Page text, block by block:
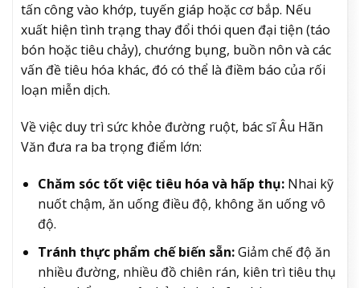
tấn công vào khớp, tuyến giáp hoặc cơ bắp. Nếu
xuất hiện tình trạng thay đổi thói quen đại tiện (táo
bón hoặc tiêu chảy), chướng bụng, buồn nôn và các
vấn đề tiêu hóa khác, đó có thể là điềm báo của rối
loạn miễn dịch.
Về việc duy trì sức khỏe đường ruột, bác sĩ Âu Hãn
Văn đưa ra ba trọng điểm lớn:
Chăm sóc tốt việc tiêu hóa và hấp thụ:Nhai kỹ
nuốt chậm, ăn uống điều độ, không ăn uống vô
độ.
Tránh thực phẩm chế biến sẵn:Giảm chế độ ăn
nhiều đường, nhiều đồ chiên rán, kiên trì tiêu thụ